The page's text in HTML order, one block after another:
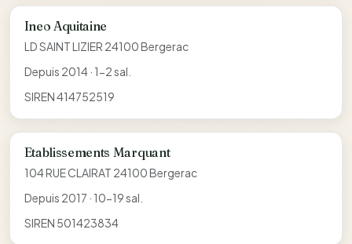
Ineo Aquitaine
LD SAINT LIZIER 24100 Bergerac
Depuis 2014 · 1-2 sal.
SIREN 414752519
Etablissements Marquant
104 RUE CLAIRAT 24100 Bergerac
Depuis 2017 · 10-19 sal.
SIREN 501423834